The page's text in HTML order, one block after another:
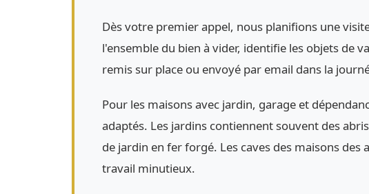
Dès votre premier appel, nous planifions une
l'ensemble du bien à vider, identifie les objets de
remis sur place ou envoyé par email dans la
Pour les maisons avec jardin, garage et
adaptés. Les jardins contiennent souvent des
de jardin en fer forgé. Les caves des maisons
travail minutieux.